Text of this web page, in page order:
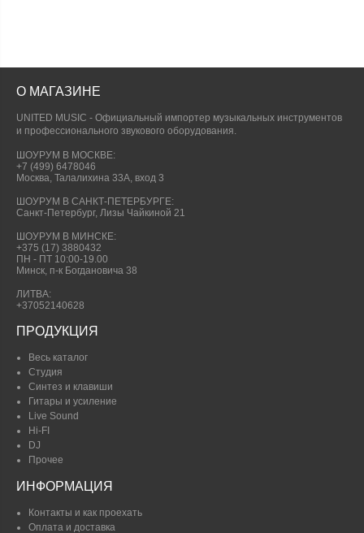
О МАГАЗИНЕ
UNITED MUSIC - Официальный импортер музыкальных инструментов
и профессионального звукового оборудования.
ШОУРУМ В МОСКВЕ:
+7 (499) 6478046
Москва, Талалихина 33А, вход 3
ШОУРУМ В САНКТ-ПЕТЕРБУРГЕ:
Санкт-Петербург, Лизы Чайкиной 21
ШОУРУМ В МИНСКЕ:
+375 (17) 3880432
ПН - ПТ 10:00-19.00
Минск, п-к Богдановича 38
ЛИТВА:
+37052140628
ПРОДУКЦИЯ
Весь каталог
Студия
Синтез и клавиши
Гитары и усиление
Live Sound
Hi-FI
DJ
Прочее
ИНФОРМАЦИЯ
Контакты и как проехать
Оплата и доставка